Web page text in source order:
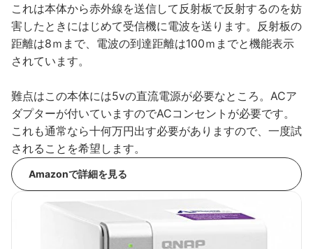
これは本体から赤外線を送信して反射板で反射するのを妨
害したときにはじめて受信機に電波を送ります。反射板の
距離は8ｍまで、電波の到達距離は100ｍまでと機能表示
されています。
難点はこの本体には5vの直流電源が必要なところ。ACア
ダプターが付いていますのでACコンセントが必要です。
これも通常なら十何万円出す必要がありますので、一度試
されることを希望します。
Amazonで詳細を見る